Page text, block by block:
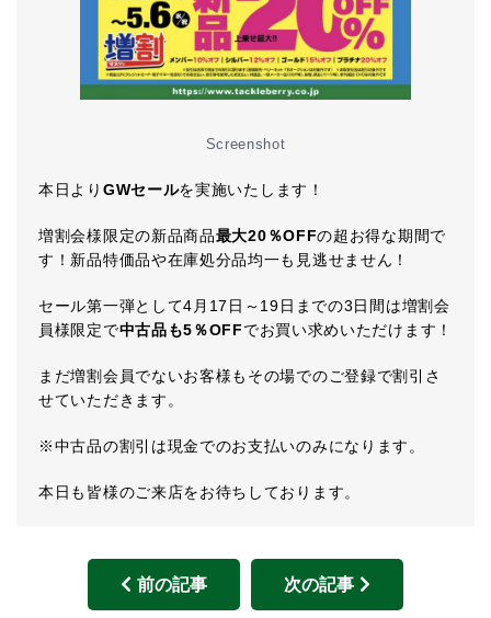
Screenshot
本日より GWセールを実施いたします！
増割会様限定の新品商品最大20％OFFの超お得な期間で
す！新品特価品や在庫処分品均一も見逃せません！
セール第一弾として4月17日～19日までの3日間は増割会
員様限定で中古品も5％OFFでお買い求めいただけます！
まだ増割会員でないお客様もその場でのご登録で割引さ
せていただきます。
※中古品の割引は現金でのお支払いのみになります。
本日も皆様のご来店をお待ちしております。
前の記事 次の記事